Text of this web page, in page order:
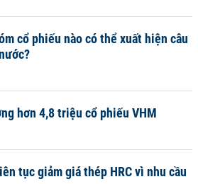
cổ phiếu nào có thể xuất hiện câu
hơn 4,8 triệu cổ phiếu VHM
tục giảm giá thép HRC vì nhu cầu